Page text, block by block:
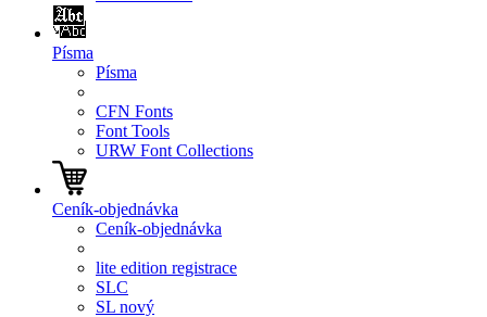
Písma
Písma
CFN Fonts
Font Tools
URW Font Collections
Ceník-objednávka
Ceník-objednávka
lite edition registrace
SLC
SL nový